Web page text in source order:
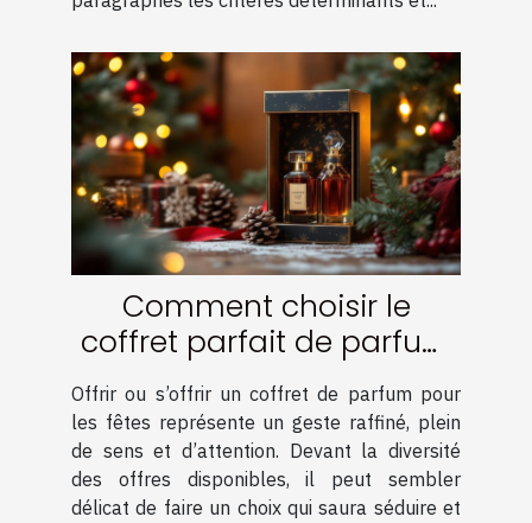
Comment choisir le
coffret parfait de parfum
pour les fêtes ?
Offrir ou s’offrir un coffret de parfum pour
les fêtes représente un geste raffiné, plein
de sens et d’attention. Devant la diversité
des offres disponibles, il peut sembler
délicat de faire un choix qui saura séduire et